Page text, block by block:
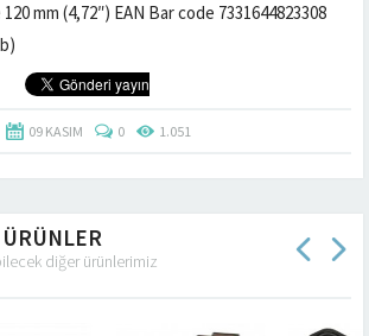
mm (4,72″) EAN Bar code 7331644823308
09 KASIM 0 1.051
diğer ürünlerimiz